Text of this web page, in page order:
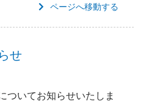
ページへ移動する
せ
ついてお知らせいたしま